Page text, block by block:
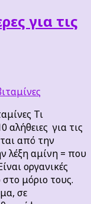
για τις
Τι
αλήθειες για τις
από την
λέξη αμίνη = που
οργανικές
μόριο τους.
σε